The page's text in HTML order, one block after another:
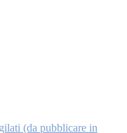
(da pubblicare in